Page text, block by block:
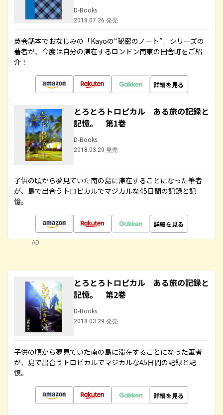
D-Books
2018.07.26 発売
英会話本でおなじみの「Kayoの“秘密のノート”」シリーズの
著者が、今度は自分の滞在するロンドン南東の田舎町をご紹
介！
詳細を見る
とろとろトロピカル ある旅の記録と
記憶。 第1巻
D-Books
2018.03.29 発売
子供の頃から夢見ていた南の島に滞在することになった筆者
が、島で出合うトロピカルでマジカルな45日間の記録と記
憶。
詳細を見る
AD
とろとろトロピカル ある旅の記録と
記憶。 第2巻
D-Books
2018.03.29 発売
子供の頃から夢見ていた南の島に滞在することになった筆者
が、島で出合うトロピカルでマジカルな45日間の記録と記
憶。
詳細を見る